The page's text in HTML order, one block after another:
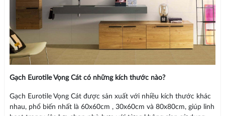
Gạch Eurotile Vọng Cát có những kích thước nào?
Gạch Eurotile Vọng Cát được sản xuất với nhiều kích thước khác
nhau, phổ biến nhất là 60x60cm , 30x60cm và 80x80cm, giúp linh